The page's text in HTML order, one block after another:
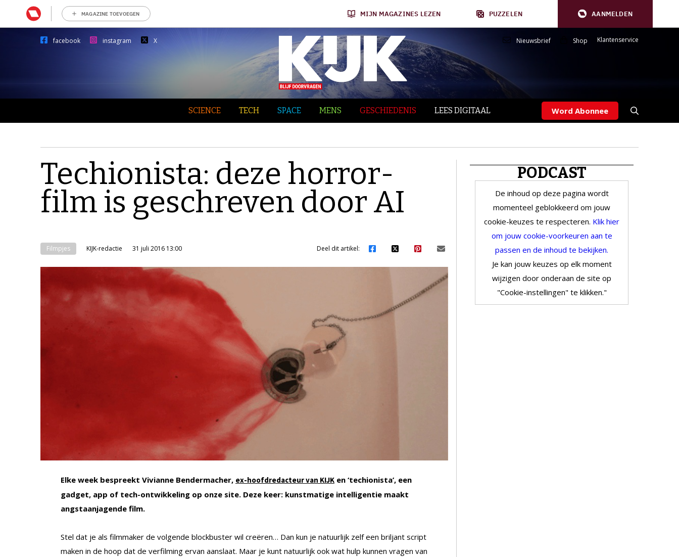
MAGAZINE TOEVOEGEN MIJN MAGAZINES LEZEN PUZZELEN AANMELDEN
facebook instagram X Nieuwsbrief Shop Klantenservice
SCIENCE TECH SPACE MENS GESCHIEDENIS LEES DIGITAAL Word Abonnee
Techionista: deze horror-
film is geschreven door AI
Filmpjes KIJK-redactie 31 juli 2016 13:00 Deel dit artikel:
Elke week bespreekt Vivianne Bendermacher, ex-hoofdredacteur van KIJK en ‘techionista’, een
gadget, app of tech-ontwikkeling op onze site. Deze keer: kunstmatige intelligentie maakt
angstaanjagende film.
Stel dat je als filmmaker de volgende blockbuster wil creëren… Dan kun je natuurlijk zelf een briljant script
maken in de hoop dat de verfilming ervan aanslaat. Maar je kunt natuurlijk ook wat hulp kunnen vragen van
PODCAST
De inhoud op deze pagina wordt
momenteel geblokkeerd om jouw
cookie-keuzes te respecteren. Klik hier
om jouw cookie-voorkeuren aan te
passen en de inhoud te bekijken.
Je kan jouw keuzes op elk moment
wijzigen door onderaan de site op
"Cookie-instellingen" te klikken."